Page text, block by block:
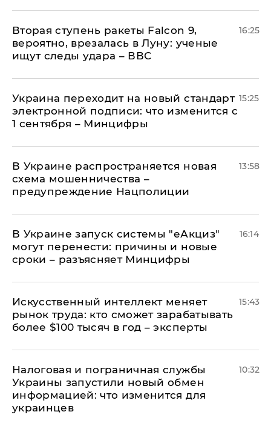
Вторая ступень ракеты Falcon 9,
вероятно, врезалась в Луну: ученые
ищут следы удара – ВВС
16:25
Украина переходит на новый стандарт
электронной подписи: что изменится с
1 сентября – Минцифры
15:25
В Украине распространяется новая
схема мошенничества –
предупреждение Нацполиции
13:58
В Украине запуск системы "еАкциз"
могут перенести: причины и новые
сроки – разъясняет Минцифры
16:14
Искусственный интеллект меняет
рынок труда: кто сможет зарабатывать
более $100 тысяч в год – эксперты
15:43
Налоговая и пограничная службы
Украины запустили новый обмен
информацией: что изменится для
украинцев
10:32